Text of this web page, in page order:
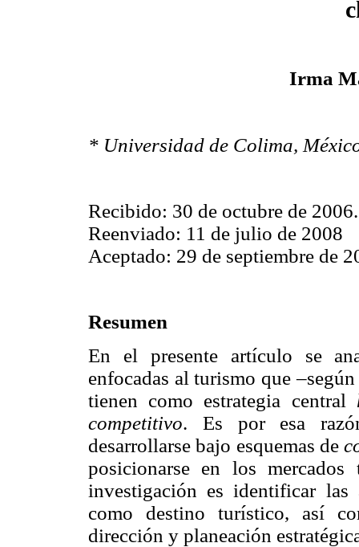
Irma
* Universidad de Colima,
Recibido: 30 de octubre de 2006.
Reenviado: 11 de julio de 2008
Aceptado: 29 de septiembre de
Resumen
En el presente artículo se
enfocadas al turismo que
tienen como estrategia central
competitivo. Es por esa
desarrollarse bajo esquemas de
posicionarse en los
investigación es identificar
como destino turístico, así
dirección y planeación